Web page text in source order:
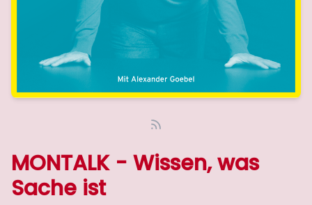
MONTALK - Wissen, was
Sache ist